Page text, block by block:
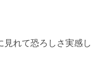
見れて恐ろしさ実感し